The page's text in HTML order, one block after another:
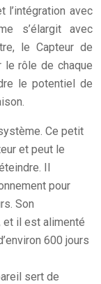
l’intégration avec
s’élargit avec
le Capteur de
le rôle de chaque
le potentiel de
Ce petit
et peut le
Il
pour
Son
il est alimenté
600 jours
sert de